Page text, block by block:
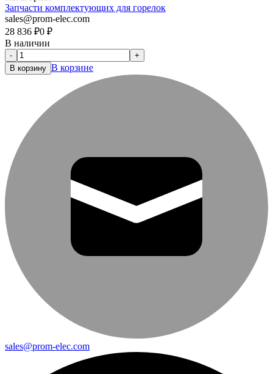
Запчасти комплектующих для горелок
sales@prom-elec.com
28 836 ₽0 ₽
В наличии
-
+
В корзину В корзине
sales@prom-elec.com